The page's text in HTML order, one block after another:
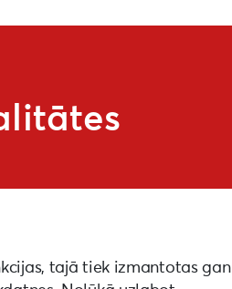
tajā tiek izmantotas gan